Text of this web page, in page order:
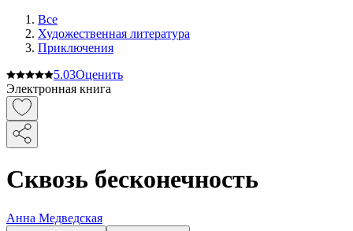
Все
Художественная литература
Приключения
5.03Оценить
Электронная книга
Сквозь бесконечность
Анна Медведская